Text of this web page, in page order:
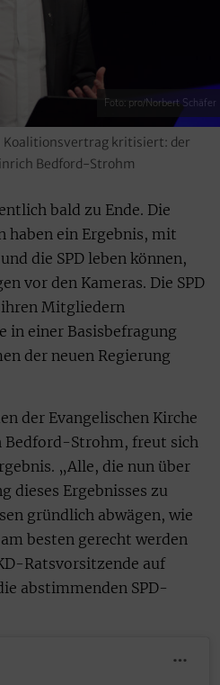
Foto: pro/Norbert Schäfer
Koalitionsvertrag kritisiert: der
Bedford-Strohm
bald zu Ende. Die
haben ein Ergebnis, mit
die SPD leben können,
vor den Kameras. Die SPD
ihren Mitgliedern
in einer Basisbefragung
der neuen Regierung
der Evangelischen Kirche
Bedford-Strohm, freut sich
„Alle, die nun über
dieses Ergebnisses zu
gründlich abwägen, wie
besten gerecht werden
Ratsvorsitzende auf
abstimmenden SPD-